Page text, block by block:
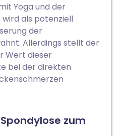
Yoga und der
als potenziell
der
Allerdings stellt der
Wert dieser
bei der direkten
zum